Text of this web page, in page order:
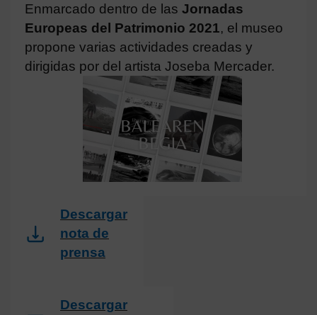
Enmarcado dentro de las Jornadas
Europeas del Patrimonio 2021, el museo
propone varias actividades creadas y
dirigidas por del artista Joseba Mercader.
Descargar
nota de
prensa
Descargar